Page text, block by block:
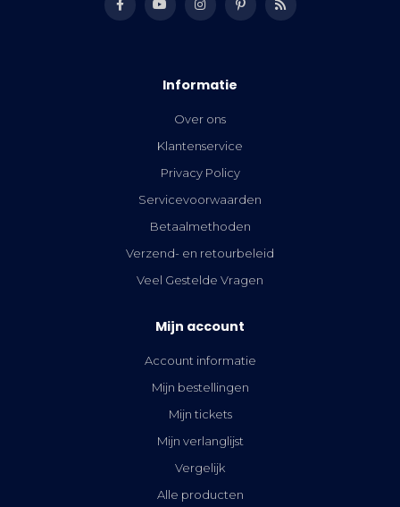
Informatie
Over ons
Klantenservice
Privacy Policy
Servicevoorwaarden
Betaalmethoden
Verzend- en retourbeleid
Veel Gestelde Vragen
Mijn account
Account informatie
Mijn bestellingen
Mijn tickets
Mijn verlanglijst
Vergelijk
Alle producten